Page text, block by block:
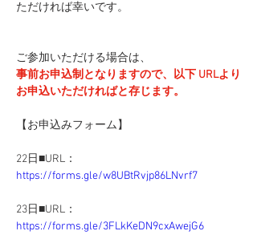
ただければ幸いです。
ご参加いただける場合は、
事前お申込制となりますので、以下 URLより
お申込いただければと存じます。
【お申込みフォーム】
22日■URL：
https://forms.gle/w8UBtRvjp86LNvrf7
23日■URL：
https://forms.gle/3FLkKeDN9cxAwejG6